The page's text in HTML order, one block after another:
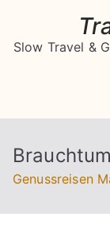
springen
Slow Travel &
Brauchtum
Genussreisen